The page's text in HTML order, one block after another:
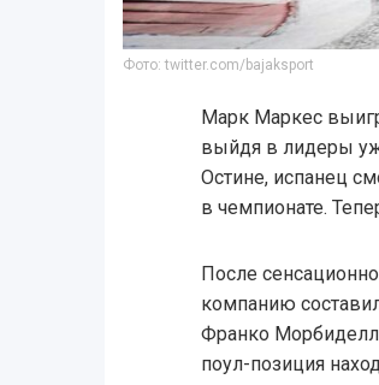
Фото: twitter.com/bajaksport
Марк Маркес
выйдя в лидеры
Остине, испанец
в чемпионате.
После
компанию
Франко
поул-позиция